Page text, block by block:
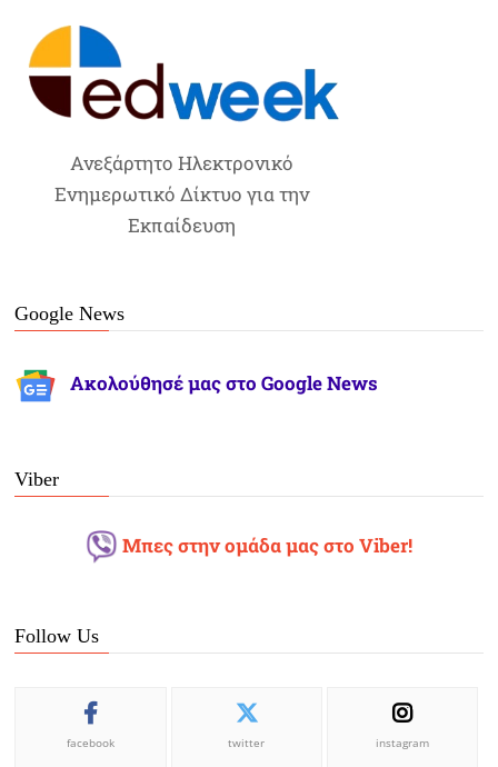
Ανεξάρτητο Ηλεκτρονικό
Ενημερωτικό Δίκτυο για την
Εκπαίδευση
Google News
Ακολούθησέ μας στο Google News
Viber
Μπες στην ομάδα μας στο Viber!
Follow Us
facebook twitter instagram